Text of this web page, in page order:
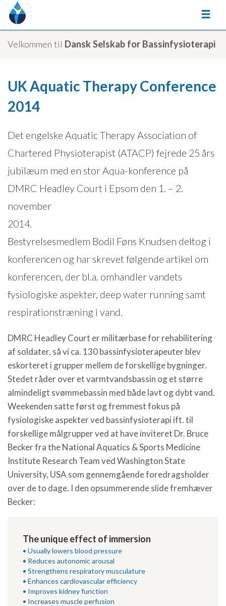
Velkommen til Dansk Selskab for Bassinfysioterapi
UK Aquatic Therapy Conference
2014
Det engelske Aquatic Therapy Association of
Chartered Physioterapist (ATACP) fejrede 25 års
jubilæum med en stor Aqua-konference på
DMRC Headley Court i Epsom den 1. – 2.
november
Bestyrelsesmedlem Bodil Føns Knudsen deltog i
konferencen og har skrevet følgende artikel om
konferencen, der bl.a. omhandler vandets
fysiologiske aspekter, deep water running samt
respirationstræning i vand.
DMRC Headley Court er militærbase for rehabilitering
af soldater, så vi ca. 130 bassinfysioterapeuter blev
eskorteret i grupper mellem de forskellige bygninger.
Stedet råder over et varmtvandsbassin og et større
almindeligt svømmebassin med både lavt og dybt vand.
Weekenden satte først og fremmest fokus på
fysiologiske aspekter ved bassinfysioterapi ift. til
forskellige målgrupper ved at have inviteret Dr. Bruce
Becker fra the National Aquatics & Sports Medicine
Institute Research Team ved Washington State
University, USA som gennemgående foredragsholder
over de to dage. I den opsummerende slide fremhæver
Becker:
The unique effect of immersion
• Usually lowers blood pressure
• Reduces autonomic arousal
• Strengthens respiratory musculature
• Enhances cardiovascular efficiency
• Improves kidney function
• Increases muscle perfusion